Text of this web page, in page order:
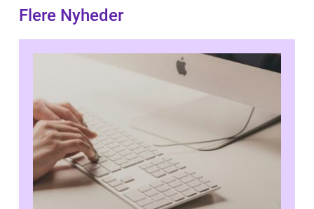
Flere Nyheder